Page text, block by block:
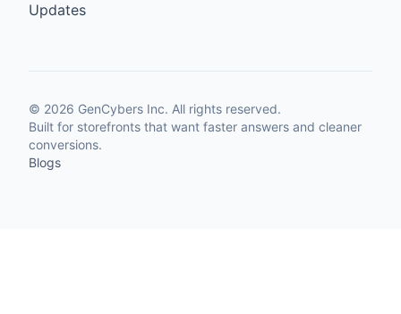
Updates
© 2026 GenCybers Inc. All rights reserved.
Built for storefronts that want faster answers and cleaner
conversions.
Blogs